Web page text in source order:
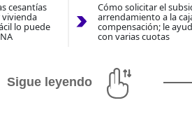
cesantías
lo puede
Cómo solicitar el
arrendamiento a la
compensación; le
con varias cuotas
Sigue leyendo